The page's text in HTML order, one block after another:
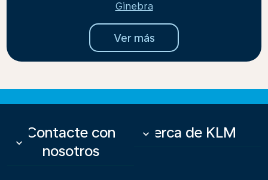
Ginebra
Ver más
Contacte con
nosotros
keyboard_arrow_down
Acerca de KLM
keyboard_arrow_down